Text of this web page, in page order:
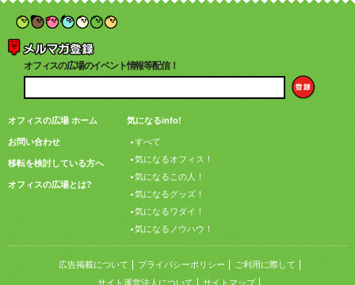
オフィスの広場のイベント情報等配信！
オフィスの広場 ホーム
お問い合わせ
移転を検討している方へ
オフィスの広場とは?
気になるinfo!
すべて
気になるオフィス！
気になるこの人！
気になるグッズ！
気になるワダイ！
気になるノウハウ！
広告掲載について プライバシーポリシー
ご利用に際して
サイト運営法人について
サイトマップ